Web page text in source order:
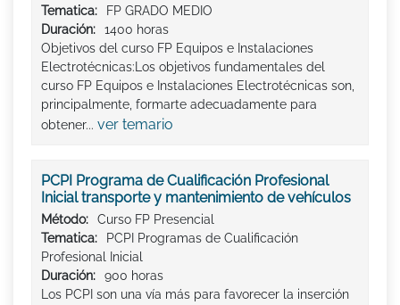
Tematica:
FP GRADO MEDIO
Duración:
1400 horas
Objetivos del curso FP Equipos e Instalaciones
Electrotécnicas:Los objetivos fundamentales del
curso FP Equipos e Instalaciones Electrotécnicas son,
principalmente, formarte adecuadamente para
obtener... ver temario
PCPI Programa de Cualificación Profesional
Inicial transporte y mantenimiento de vehículos
Método:
Curso FP Presencial
Tematica:
PCPI Programas de Cualificación
Profesional Inicial
Duración:
900 horas
Los PCPI son una vía más para favorecer la inserción